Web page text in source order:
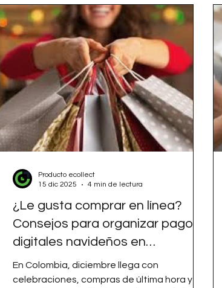
¿Le gusta comprar en línea?
Consejos para organizar pagos
digitales navideños en
diciembre 2025
En Colombia, diciembre llega con
celebraciones, compras de última hora y un
Producto ecollect
15 dic 2025
4 min de lectura